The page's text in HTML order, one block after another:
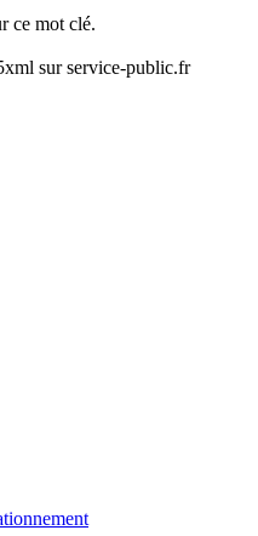
ce mot clé.
sur service-public.fr